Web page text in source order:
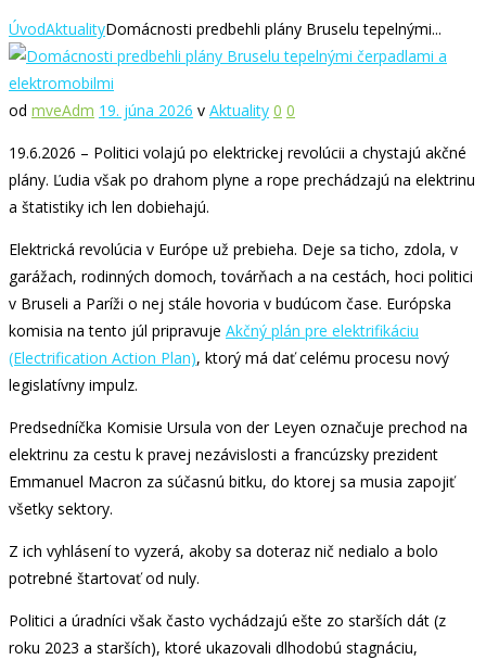
ÚvodAktualityDomácnosti predbehli plány Bruselu tepelnými...
od mveAdm 19. júna 2026 v Aktuality 0 0
19.6.2026 – Politici volajú po elektrickej revolúcii a chystajú akčné
plány. Ľudia však po drahom plyne a rope prechádzajú na elektrinu
a štatistiky ich len dobiehajú.
Elektrická revolúcia v Európe už prebieha. Deje sa ticho, zdola, v
garážach, rodinných domoch, továrňach a na cestách, hoci politici
v Bruseli a Paríži o nej stále hovoria v budúcom čase. Európska
komisia na tento júl pripravuje Akčný plán pre elektrifikáciu
(Electrification Action Plan), ktorý má dať celému procesu nový
legislatívny impulz.
Predsedníčka Komisie Ursula von der Leyen označuje prechod na
elektrinu za cestu k pravej nezávislosti a francúzsky prezident
Emmanuel Macron za súčasnú bitku, do ktorej sa musia zapojiť
všetky sektory.
Z ich vyhlásení to vyzerá, akoby sa doteraz nič nedialo a bolo
potrebné štartovať od nuly.
Politici a úradníci však často vychádzajú ešte zo starších dát (z
roku 2023 a starších), ktoré ukazovali dlhodobú stagnáciu,